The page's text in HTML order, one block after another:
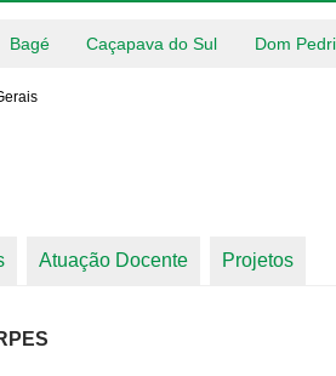
Bagé Caçapava do Sul Dom
Atuação Docente Projetos